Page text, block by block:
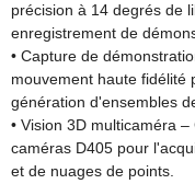
précision à 14 degrés de
enregistrement de
• Capture de
mouvement haute fidélité
génération d'ensembles
• Vision 3D multicaméra
caméras D405 pour
et de nuages ​​de points.